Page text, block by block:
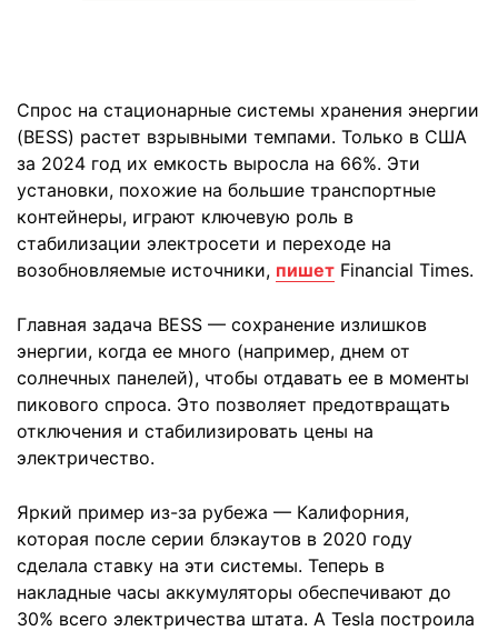
Спрос на стационарные системы хранения энергии
(BESS) растет взрывными темпами. Только в США
за 2024 год их емкость выросла на 66%. Эти
установки, похожие на большие транспортные
контейнеры, играют ключевую роль в
стабилизации электросети и переходе на
возобновляемые источники, пишет Financial Times.
Главная задача BESS — сохранение излишков
энергии, когда ее много (например, днем от
солнечных панелей), чтобы отдавать ее в моменты
пикового спроса. Это позволяет предотвращать
отключения и стабилизировать цены на
электричество.
Яркий пример из-за рубежа — Калифорния,
которая после серии блэкаутов в 2020 году
сделала ставку на эти системы. Теперь в
накладные часы аккумуляторы обеспечивают до
30% всего электричества штата. А Tesla построила